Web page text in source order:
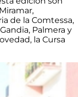
de la Comtessa,
Palmera y
la Cursa